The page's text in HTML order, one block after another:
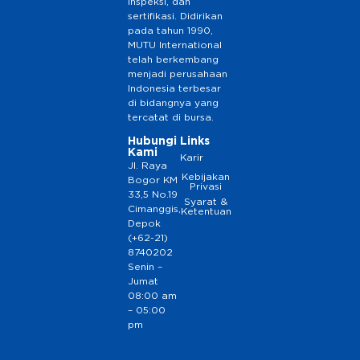
sertifikasi. Didirikan
pada tahun 1990,
MUTU International
telah berkembang
menjadi perusahaan
Indonesia terbesar
di bidangnya yang
tercatat di bursa.
Hubungi
Kami
Jl. Raya
Bogor KM
33,5 No.19
Cimanggis,
Depok
(+62-21)
8740202
Senin –
Jumat
08:00 am
– 05:00
pm
Links
Karir
Kebijakan
Privasi
Syarat &
Ketentuan